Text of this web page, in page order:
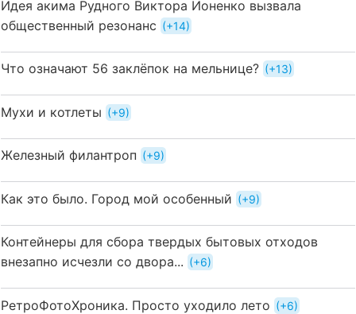
Идея акима Рудного Виктора Ионенко вызвала
общественный резонанс
+14
Что означают 56 заклёпок на мельнице? +13
Мухи и котлеты +9
Железный филантроп +9
Как это было. Город мой особенный +9
Контейнеры для сбора твердых бытовых отходов
внезапно исчезли со двора...
+6
РетроФотоХроника. Просто уходило лето +6